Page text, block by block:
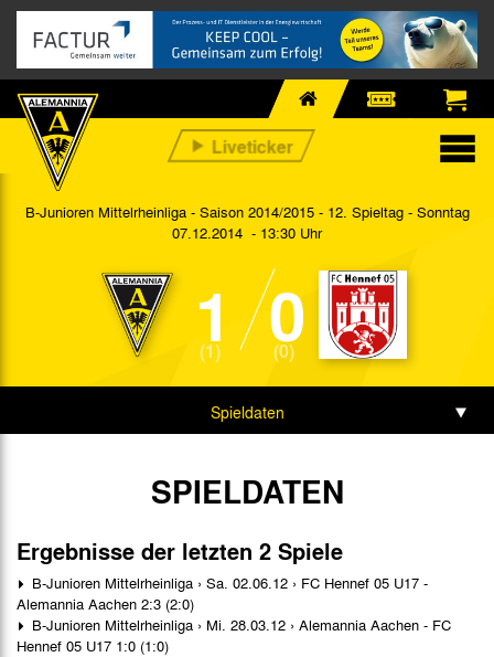
B-Junioren Mittelrheinliga - Saison 2014/2015 - 12. Spieltag - Sonntag
07.12.2014 - 13:30 Uhr
1
(1) 0
(0)
Spieldaten
SPIELDATEN
Ergebnisse der letzten 2 Spiele
B-Junioren Mittelrheinliga › Sa. 02.06.12 › FC Hennef 05 U17 -
Alemannia Aachen 2:3 (2:0)
B-Junioren Mittelrheinliga › Mi. 28.03.12 › Alemannia Aachen - FC
Hennef 05 U17 1:0 (1:0)